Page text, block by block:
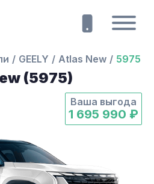
GEELY Atlas New 5975
(5975)
Ваша выгода
1 695 990 ₽